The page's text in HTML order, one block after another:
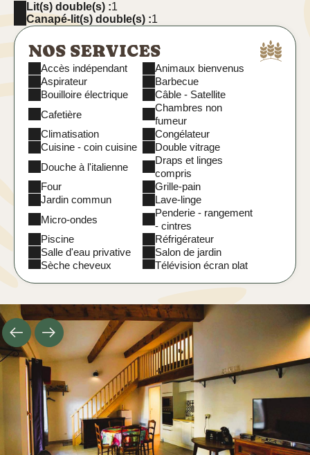
Visite virtuelle de l'appartement Tras Castel
Lit(s) double(s) :1
Canapé-lit(s) double(s) :1
NOS SERVICES
Accès indépendant
Animaux bienvenus
Aspirateur
Barbecue
Bouilloire électrique
Câble - Satellite
Cafetière
Chambres non
fumeur
Climatisation
Congélateur
Cuisine - coin cuisine
Double vitrage
Douche à l'italienne
Draps et linges
compris
Four
Grille-pain
Jardin commun
Lave-linge
Micro-ondes
Penderie - rangement
- cintres
Piscine
Réfrigérateur
Salle d'eau privative
Salon de jardin
Sèche cheveux
Télévision écran plat